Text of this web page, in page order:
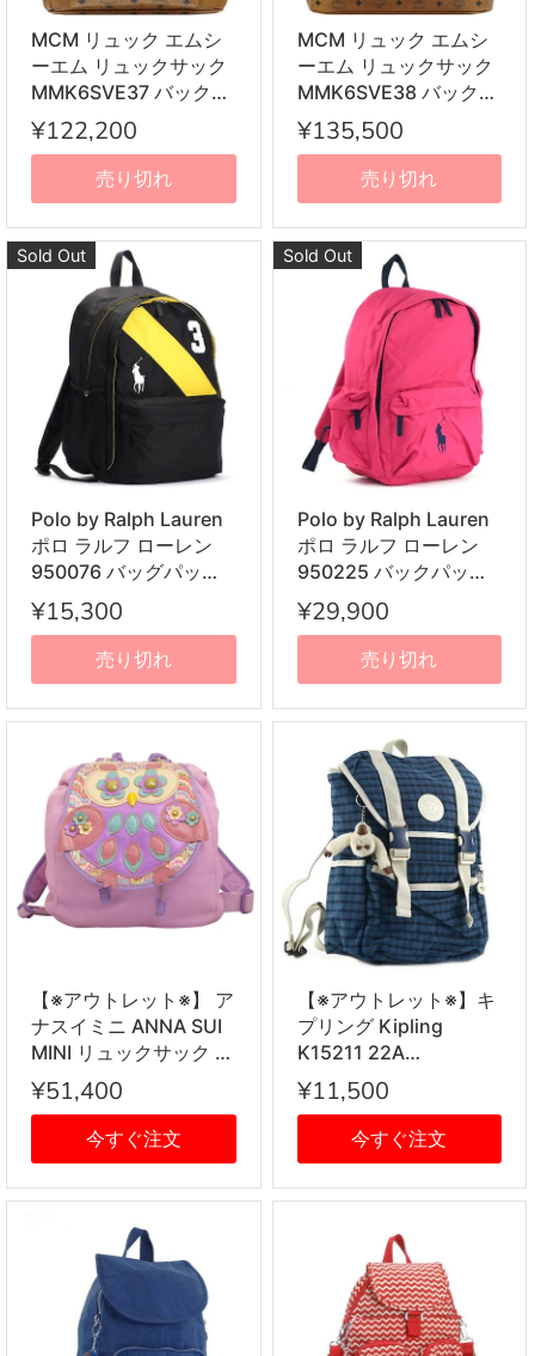
MCM リュック エムシ
ーエム リュックサック
MMK6SVE37 バック
SMALL STARK
BACKPACK スモール
スターク バックパック
S コニャック COGNAC
キャメル
¥122,200
売り切れ
MCM リュック エムシ
ーエム リュックサック
MMK6SVE38 バック
MEDIUM STARK
BACKPACK ミディアム
スターク バックパック
M コニャック
COGNAC キャメル
¥135,500
売り切れ
Sold Out
Polo by Ralph Lauren
ポロ ラルフ ローレン
950076 バッグパック
BP BK BANNER
STRIPE II BACKPACK
LG ブラック イエロー
¥15,300
売り切れ
Sold Out
Polo by Ralph Lauren
ポロ ラルフ ローレン
950225 バックパック
PK CLASSIC PONY
BACKPACK II リュック
サック ピンク
¥29,900
売り切れ
【※アウトレット※】 ア
ナスイミニ ANNA SUI
MINI リュックサック キ
ッズ ミニ リュック 子
供用 バッグ 7031401-
118 61 ライトパープル
+マルチカラー
¥51,400
今すぐ注文
【※アウトレット※】キ
プリング Kipling
K15211 22A
EXPERIENCE S リュッ
クサック バックパック
PICNIC NIGHT ブルー
系チェック
¥11,500
今すぐ注文